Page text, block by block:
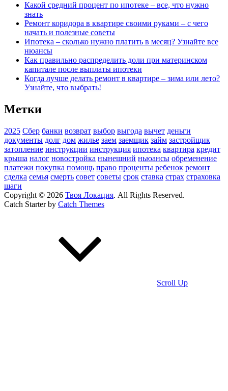
Какой средний процент по ипотеке – все, что нужно
знать
Ремонт коридора в квартире своими руками – с чего
начать и полезные советы
Ипотека – сколько нужно платить в месяц? Узнайте все
нюансы
Как правильно распределить доли при материнском
капитале после выплаты ипотеки
Когда лучше делать ремонт в квартире – зима или лето?
Узнайте, что выбрать!
Метки
2025 Сбер банки возврат выбор выгода вычет деньги
документы долг дом жилье заем заемщик займ застройщик
затопление инструкции инструкция ипотека квартира кредит
крыша налог новостройка нынешний ньюансы обременение
платежи покупка помощь право проценты ребенок ремонт
сделка семья смерть совет советы срок ставка страх страховка
шаги
Copyright © 2026 Твоя Локация. All Rights Reserved.
Catch Starter by Catch Themes
Scroll Up